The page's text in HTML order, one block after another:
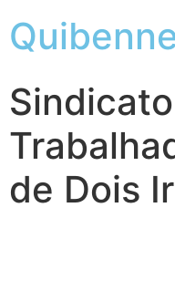
de Dois